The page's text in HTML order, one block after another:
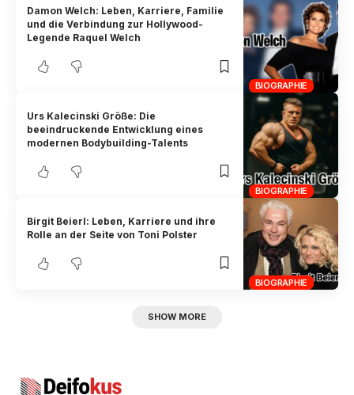
BIOGRAPHIE
Damon Welch: Leben, Karriere, Familie
und die Verbindung zur Hollywood-
Legende Raquel Welch
BIOGRAPHIE
Urs Kalecinski Größe: Die
beeindruckende Entwicklung eines
modernen Bodybuilding-Talents
BIOGRAPHIE
Birgit Beierl: Leben, Karriere und ihre
Rolle an der Seite von Toni Polster
SHOW MORE